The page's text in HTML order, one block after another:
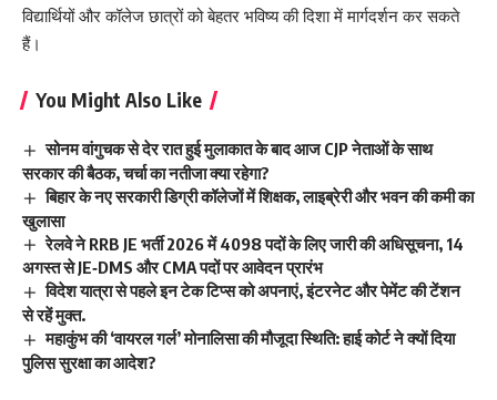
विद्यार्थियों और कॉलेज छात्रों को बेहतर भविष्य की दिशा में मार्गदर्शन कर सकते
हैं।
You Might Also Like
सोनम वांगुचक से देर रात हुई मुलाकात के बाद आज CJP नेताओं के साथ
सरकार की बैठक, चर्चा का नतीजा क्या रहेगा?
बिहार के नए सरकारी डिग्री कॉलेजों में शिक्षक, लाइब्रेरी और भवन की कमी का
खुलासा
रेलवे ने RRB JE भर्ती 2026 में 4098 पदों के लिए जारी की अधिसूचना, 14
अगस्त से JE‑DMS और CMA पदों पर आवेदन प्रारंभ
विदेश यात्रा से पहले इन टेक टिप्स को अपनाएं, इंटरनेट और पेमेंट की टेंशन
से रहें मुक्त.
महाकुंभ की ‘वायरल गर्ल’ मोनालिसा की मौजूदा स्थिति: हाई कोर्ट ने क्यों दिया
पुलिस सुरक्षा का आदेश?